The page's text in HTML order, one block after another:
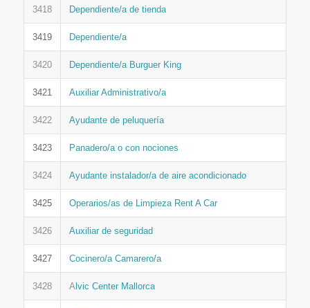
3418 Dependiente/a de tienda
3419 Dependiente/a
3420 Dependiente/a Burguer King
3421 Auxiliar Administrativo/a
3422 Ayudante de peluquería
3423 Panadero/a o con nociones
3424 Ayudante instalador/a de aire acondicionado
3425 Operarios/as de Limpieza Rent A Car
3426 Auxiliar de seguridad
3427 Cocinero/a Camarero/a
3428 Alvic Center Mallorca